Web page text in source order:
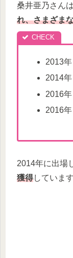
桑井亜乃さんは
れ、さまざま
2013
2014
2016
2016
2014年に出場
獲得しています